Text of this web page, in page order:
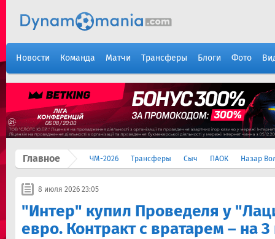
Новости Команда Матчи Трансферы Блоги Фото
Главное ЧМ-2026 Трансферы Сыч ПАОК Назар
8 июля 2026 23:05
​"Интер" купил Проведеля у
евро. Контракт с вратарем – на 3